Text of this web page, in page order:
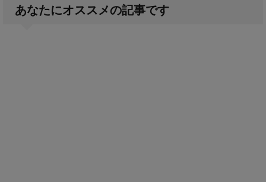
あなたにオススメの記事です